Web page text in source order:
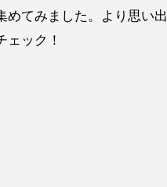
めてみました。より思い出
ック！